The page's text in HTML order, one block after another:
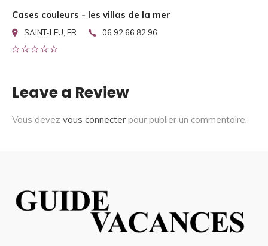
Cases couleurs - les villas de la mer
SAINT-LEU, FR 06 92 66 82 96
Leave a Review
Vous devez vous connecter pour publier un commentaire.